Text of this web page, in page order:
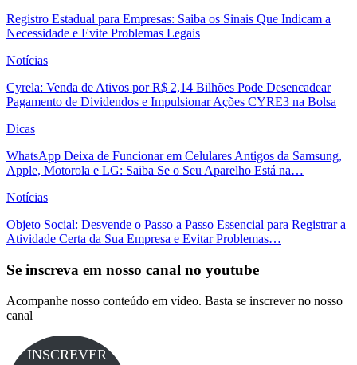
Registro Estadual para Empresas: Saiba os Sinais Que Indicam a
Necessidade e Evite Problemas Legais
Notícias
Cyrela: Venda de Ativos por R$ 2,14 Bilhões Pode Desencadear
Pagamento de Dividendos e Impulsionar Ações CYRE3 na Bolsa
Dicas
WhatsApp Deixa de Funcionar em Celulares Antigos da Samsung,
Apple, Motorola e LG: Saiba Se o Seu Aparelho Está na…
Notícias
Objeto Social: Desvende o Passo a Passo Essencial para Registrar a
Atividade Certa da Sua Empresa e Evitar Problemas…
Se inscreva em nosso canal no youtube
Acompanhe nosso conteúdo em vídeo. Basta se inscrever no nosso
canal
INSCREVER